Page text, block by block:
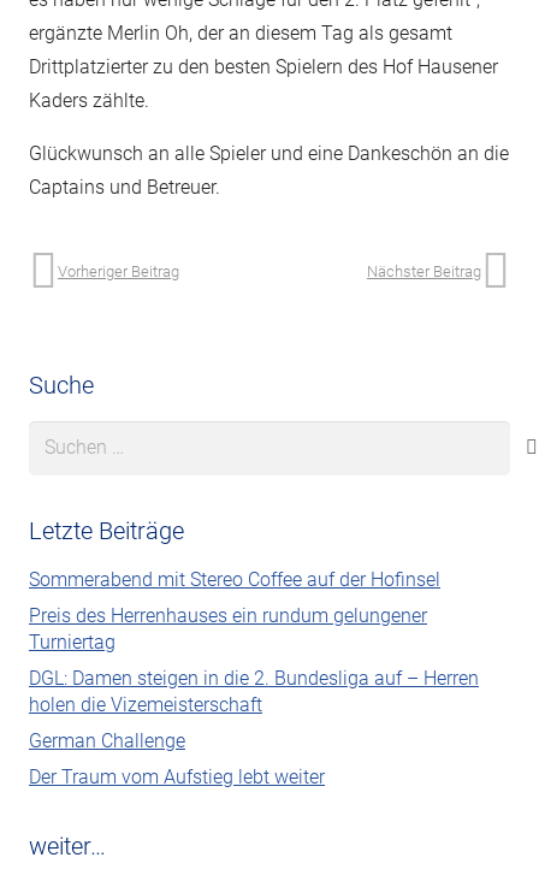
ergänzte Merlin Oh, der an diesem Tag als gesamt
Drittplatzierter zu den besten Spielern des Hof Hausener
Kaders zählte.
Glückwunsch an alle Spieler und eine Dankeschön an die
Captains und Betreuer.
Vorheriger Beitrag Nächster Beitrag
Suche
Suchen
Letzte Beiträge
Sommerabend mit Stereo Coffee auf der Hofinsel
Preis des Herrenhauses ein rundum gelungener
Turniertag
DGL: Damen steigen in die 2. Bundesliga auf – Herren
holen die Vizemeisterschaft
German Challenge
Der Traum vom Aufstieg lebt weiter
weiter…